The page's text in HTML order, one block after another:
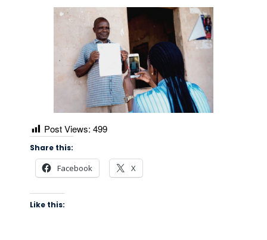
Post Views: 499
Share this:
Facebook X
Like this: